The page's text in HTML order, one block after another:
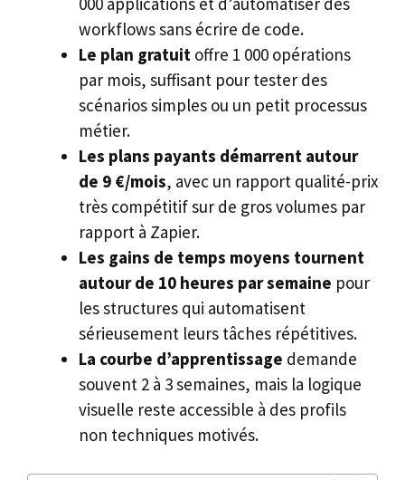
workflows sans écrire de code.
Le plan gratuit offre 1 000 opérations
par mois, suffisant pour tester des
scénarios simples ou un petit processus
métier.
Les plans payants démarrent autour
de 9 €/mois, avec un rapport qualité-prix
très compétitif sur de gros volumes par
rapport à Zapier.
Les gains de temps moyens tournent
autour de 10 heures par semaine pour
les structures qui automatisent
sérieusement leurs tâches répétitives.
La courbe d’apprentissage demande
souvent 2 à 3 semaines, mais la logique
visuelle reste accessible à des profils
non techniques motivés.